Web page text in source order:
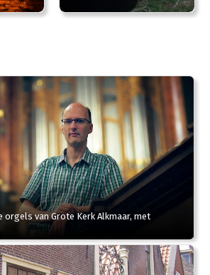
orgels van Grote Kerk Alkmaar, met